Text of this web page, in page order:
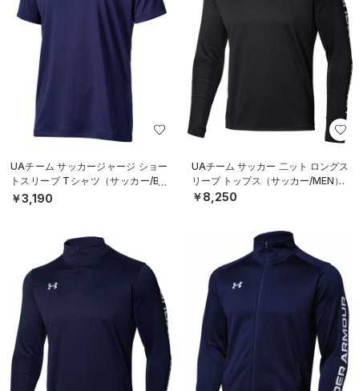
UAチーム サッカージャージ ショー
トスリーブ Tシャツ（サッカー/BO
YS）
￥3,190
UAチーム サッカー 二ット ロングス
リーブ トップス（サッカー/MEN）
￥8,250